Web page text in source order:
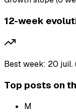
12-week
Best week: 20 juil.
Top posts on
M